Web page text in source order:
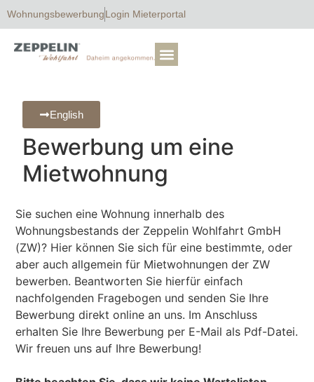
WohnungsbewerbungLogin Mieterportal
English
Bewerbung um eine
Mietwohnung
Sie suchen eine Wohnung innerhalb des
Wohnungsbestands der Zeppelin Wohlfahrt GmbH
(ZW)? Hier können Sie sich für eine bestimmte, oder
aber auch allgemein für Mietwohnungen der ZW
bewerben. Beantworten Sie hierfür einfach
nachfolgenden Fragebogen und senden Sie Ihre
Bewerbung direkt online an uns. Im Anschluss
erhalten Sie Ihre Bewerbung per E-Mail als Pdf-Datei.
Wir freuen uns auf Ihre Bewerbung!